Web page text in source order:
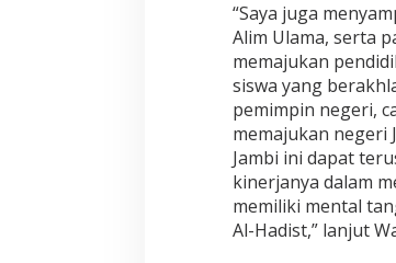
u
l
i
a
“Saya juga
Alim Ulama, serta
memajukan
siswa yang
pemimpin negeri,
memajukan negeri
Jambi ini dapat
kinerjanya dalam
memiliki mental
Al-Hadist,” lanjut